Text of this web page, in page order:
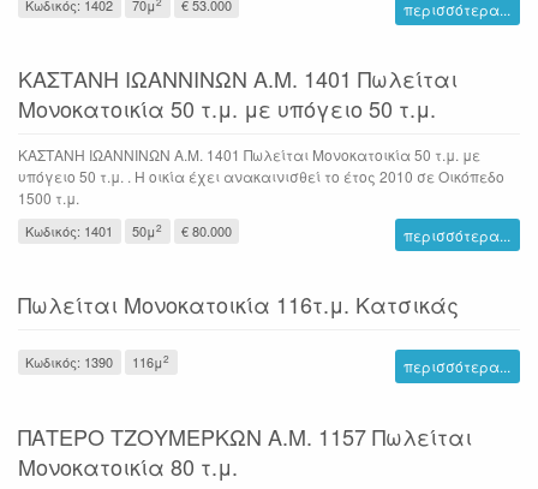
Κωδικός: 1402 70μ € 53.000 περισσότερα...
ΚΑΣΤΑΝΗ ΙΩΑΝΝΙΝΩΝ Α.Μ. 1401 Πωλείται
Μονοκατοικία 50 τ.μ. με υπόγειο 50 τ.μ.
ΚΑΣΤΑΝΗ ΙΩΑΝΝΙΝΩΝ Α.Μ. 1401 Πωλείται Μονοκατοικία 50 τ.μ. με
υπόγειο 50 τ.μ. . Η οικία έχει ανακαινισθεί το έτος 2010 σε Οικόπεδο
1500 τ.μ.
Κωδικός: 1401 50μ2 € 80.000 περισσότερα...
Πωλείται Μονοκατοικία 116τ.μ. Κατσικάς
Κωδικός: 1390 116μ2 περισσότερα...
ΠΑΤΕΡΟ ΤΖΟΥΜΕΡΚΩΝ Α.Μ. 1157 Πωλείται
Μονοκατοικία 80 τ.μ.